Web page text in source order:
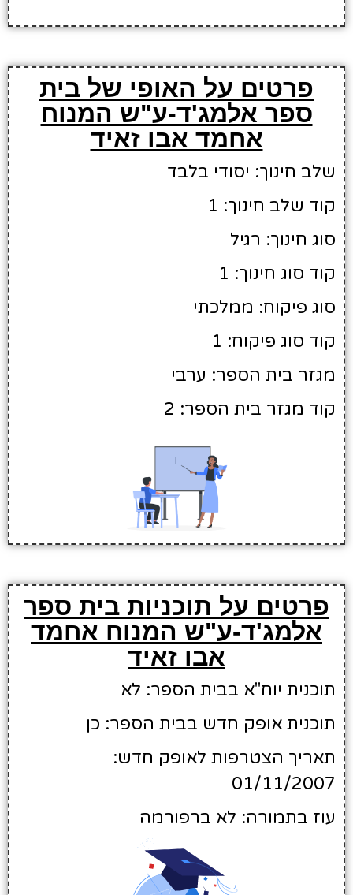
פרטים על האופי של בית
ספר אלמג'ד-ע"ש המנוח
אחמד אבו זאיד
שלב חינוך: יסודי בלבד
קוד שלב חינוך: 1
סוג חינוך: רגיל
קוד סוג חינוך: 1
סוג פיקוח: ממלכתי
קוד סוג פיקוח: 1
מגזר בית הספר: ערבי
קוד מגזר בית הספר: 2
פרטים על תוכניות בית ספר
אלמג'ד-ע"ש המנוח אחמד
אבו זאיד
תוכנית יוח"א בבית הספר: לא
תוכנית אופק חדש בבית הספר: כן
תאריך הצטרפות לאופק חדש:
01/11/2007
עוז בתמורה: לא ברפורמה